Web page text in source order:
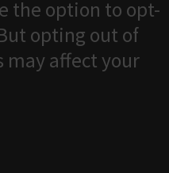
the option to opt-
opting out of
may affect your